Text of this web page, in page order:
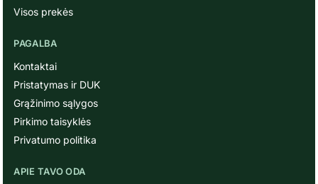
Visos prekės
PAGALBA
Kontaktai
Pristatymas ir DUK
Grąžinimo sąlygos
Pirkimo taisyklės
Privatumo politika
APIE TAVO ODA